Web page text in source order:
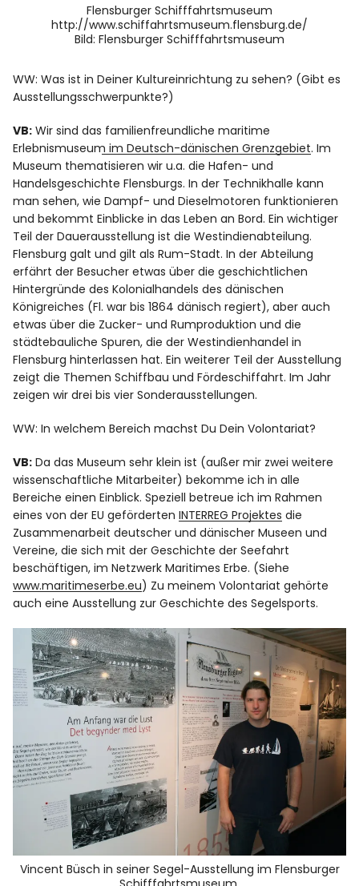
Flensburger Schifffahrtsmuseum
http://www.schiffahrtsmuseum.flensburg.de/
Bild: Flensburger Schifffahrtsmuseum
WW: Was ist in Deiner Kultureinrichtung zu sehen? (Gibt es
Ausstellungsschwerpunkte?)
VB: Wir sind das familienfreundliche maritime
Erlebnismuseum im Deutsch-dänischen Grenzgebiet. Im
Museum thematisieren wir u.a. die Hafen- und
Handelsgeschichte Flensburgs. In der Technikhalle kann
man sehen, wie Dampf- und Dieselmotoren funktionieren
und bekommt Einblicke in das Leben an Bord. Ein wichtiger
Teil der Dauerausstellung ist die Westindienabteilung.
Flensburg galt und gilt als Rum-Stadt. In der Abteilung
erfährt der Besucher etwas über die geschichtlichen
Hintergründe des Kolonialhandels des dänischen
Königreiches (Fl. war bis 1864 dänisch regiert), aber auch
etwas über die Zucker- und Rumproduktion und die
städtebauliche Spuren, die der Westindienhandel in
Flensburg hinterlassen hat. Ein weiterer Teil der Ausstellung
zeigt die Themen Schiffbau und Fördeschiffahrt. Im Jahr
zeigen wir drei bis vier Sonderausstellungen.
WW: In welchem Bereich machst Du Dein Volontariat?
VB: Da das Museum sehr klein ist (außer mir zwei weitere
wissenschaftliche Mitarbeiter) bekomme ich in alle
Bereiche einen Einblick. Speziell betreue ich im Rahmen
eines von der EU gefördertenINTERREG Projektes die
Zusammenarbeit deutscher und dänischer Museen und
Vereine, die sich mit der Geschichte der Seefahrt
beschäftigen, im Netzwerk Maritimes Erbe. (Siehe
www.maritimeserbe.eu) Zu meinem Volontariat gehörte
auch eine Ausstellung zur Geschichte des Segelsports.
Vincent Büsch in seiner Segel-Ausstellung im Flensburger